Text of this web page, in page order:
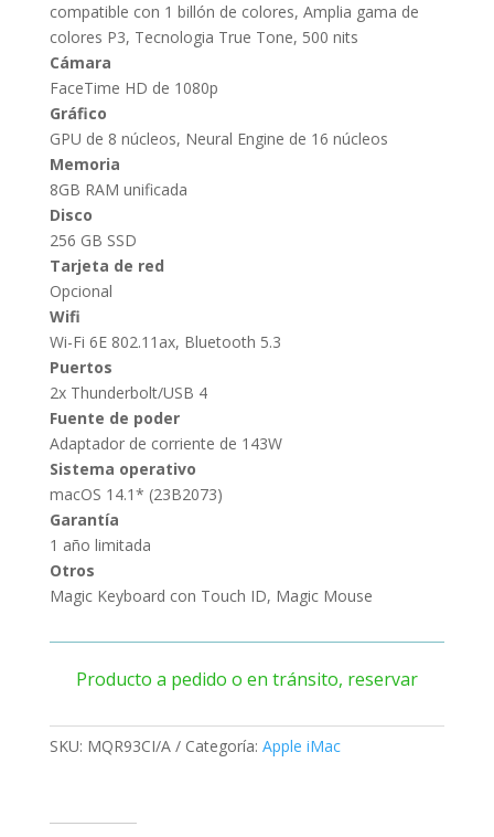
compatible con 1 billón de colores, Amplia gama de
colores P3, Tecnologia True Tone, 500 nits
Cámara
FaceTime HD de 1080p
Gráfico
GPU de 8 núcleos, Neural Engine de 16 núcleos
Memoria
8GB RAM unificada
Disco
256 GB SSD
Tarjeta de red
Opcional
Wifi
Wi-Fi 6E 802.11ax, Bluetooth 5.3
Puertos
2x Thunderbolt/USB 4
Fuente de poder
Adaptador de corriente de 143W
Sistema operativo
macOS 14.1* (23B2073)
Garantía
1 año limitada
Otros
Magic Keyboard con Touch ID, Magic Mouse
Producto a pedido o en tránsito, reservar
SKU: MQR93CI/A Categoría: Apple iMac